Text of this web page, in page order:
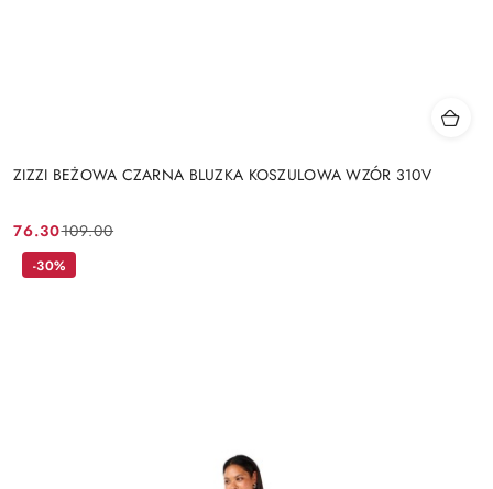
ZIZZI BEŻOWA CZARNA BLUZKA KOSZULOWA WZÓR 310V
Cena
promocyjna:
76.30
Cena
przed
109.00
-30%